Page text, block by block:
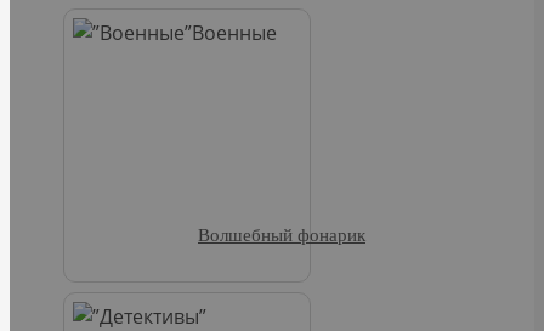
Военные
Волшебный фонарик